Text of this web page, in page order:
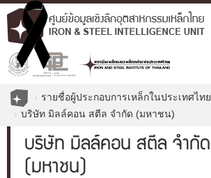
รายชื่อผู้ประกอบการเหล็กในประเทศไทย
บริษัท มิลล์คอน สตีล จำกัด (มหาชน)
บริษัท มิลล์คอน สตีล จำกัด
(มหาชน)